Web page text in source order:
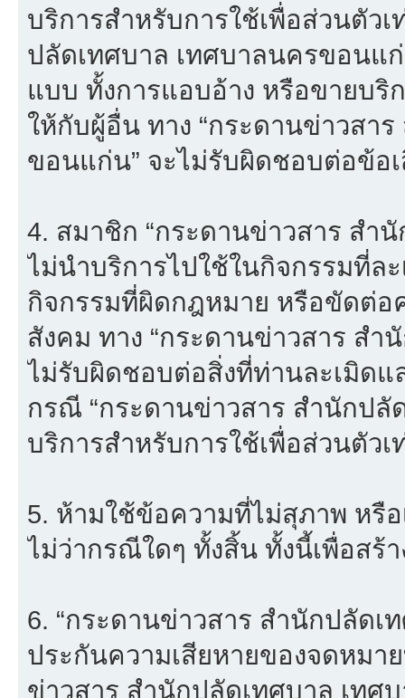
บริการสำหรับการใช้เพื่อส่วนตัว
ปลัดเทศบาล เทศบาลนครขอนแ
แบบ ทั้งการแอบอ้าง หรือขายบริ
ให้กับผู้อื่น ทาง “กระดานข่าวสา
ขอนแก่น” จะไม่รับผิดชอบต่อข้อ
4. สมาชิก “กระดานข่าวสาร สำ
ไม่นำบริการไปใช้ในกิจกรรมที่ล
กิจกรรมที่ผิดกฎหมาย หรือขัดต่อ
สังคม ทาง “กระดานข่าวสาร ส
ไม่รับผิดชอบต่อสิ่งที่ท่านละเมิดแ
กรณี “กระดานข่าวสาร สำนักปลั
บริการสำหรับการใช้เพื่อส่วนตัวเ
5. ห้ามใช้ข้อความที่ไม่สุภาพ หรื
ไม่ว่ากรณีใดๆ ทั้งสิ้น ทั้งนี้เพื่อสร้
6. “กระดานข่าวสาร สำนักปลัด
ประกันความเสียหายของจดหมา
ข่าวสาร สำนักปลัดเทศบาล เทศ